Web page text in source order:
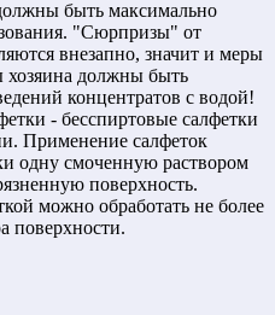
быть максимально
"Сюрпризы" от
внезапно, значит и меры
хозяина должны быть
концентратов с водой!
- бесспиртовые салфетки
Применение салфеток
одну смоченную раствором
поверхность.
можно обработать не более
поверхности.